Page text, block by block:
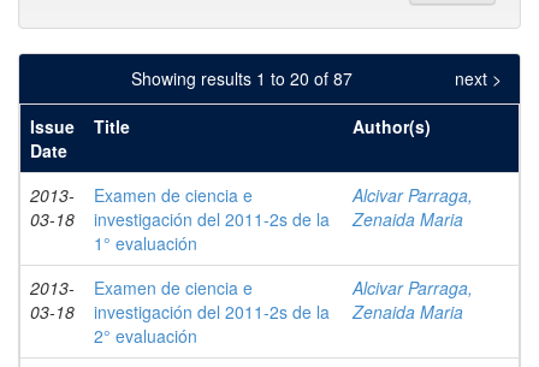
Showing results 1 to 20 of 87
next >
Issue
Date
Title Author(s)
2013-
03-18
Examen de ciencia e
investigación del 2011-2s de la
1° evaluación
Alcivar Parraga,
Zenaida Maria
2013-
03-18
Examen de ciencia e
investigación del 2011-2s de la
2° evaluación
Alcivar Parraga,
Zenaida Maria